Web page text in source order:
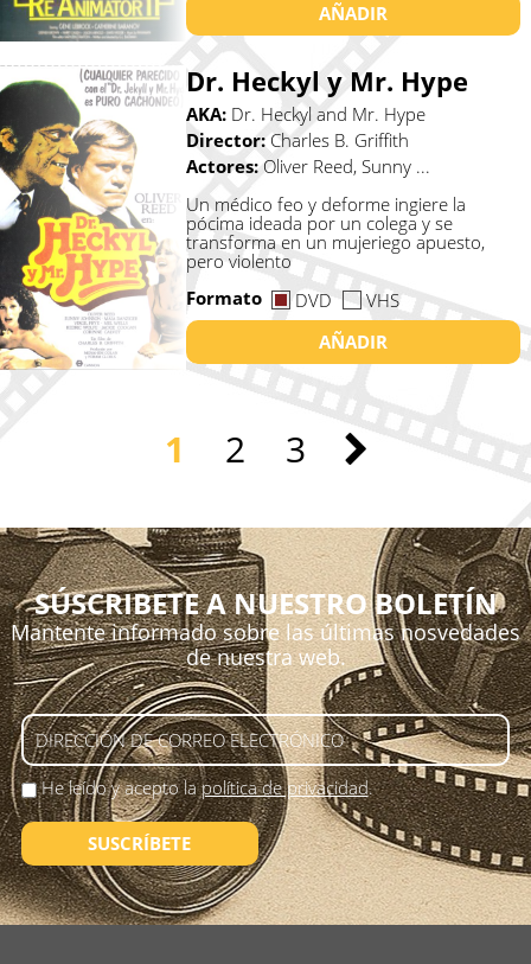
AÑADIR
Dr. Heckyl y Mr. Hype
AKA: Dr. Heckyl and Mr. Hype
Director: Charles B. Griffith
Actores: Oliver Reed, Sunny ...
Un médico feo y deforme ingiere la
pócima ideada por un colega y se
transforma en un mujeriego apuesto,
pero violento
Formato
DVD
VHS
AÑADIR
1 2 3
SÚSCRIBETE A NUESTRO BOLETÍN
Mantente informado sobre las últimas nosvedades
de nuestra web.
He leído y acepto lapolítica de privacidad.
SUSCRÍBETE